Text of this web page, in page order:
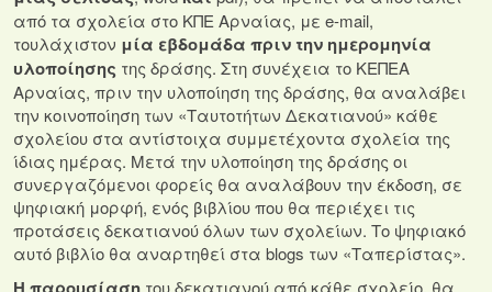
από τα σχολεία στο ΚΠΕ Αρναίας, με e-mail,
τουλάχιστον μία εβδομάδα πριν την ημερομηνία
υλοποίησης της δράσης. Στη συνέχεια το ΚΕΠΕΑ
Αρναίας, πριν την υλοποίηση της δράσης, θα αναλάβει
την κοινοποίηση των «Ταυτοτήτων Δεκατιανού» κάθε
σχολείου στα αντίστοιχα συμμετέχοντα σχολεία της
ίδιας ημέρας. Μετά την υλοποίηση της δράσης οι
συνεργαζόμενοι φορείς θα αναλάβουν την έκδοση, σε
ψηφιακή μορφή, ενός βιβλίου που θα περιέχει τις
προτάσεις δεκατιανού όλων των σχολείων. Το ψηφιακό
αυτό βιβλίο θα αναρτηθεί στα blogs των «Ταπερίστας».
του δεκατιανού από κάθε σχολείο, θα